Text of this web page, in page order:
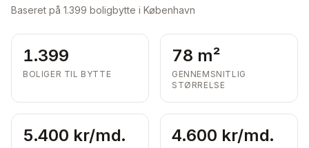
Baseret på 1.399 boligbytte i København
1.399
BOLIGER TIL BYTTE
78 m²
GENNEMSNITLIG
STØRRELSE
5.400 kr/md. 4.600 kr/md.